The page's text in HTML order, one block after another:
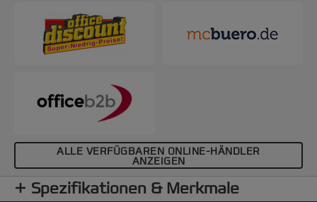
ALLE VERFÜGBAREN ONLINE-HÄNDLER
ANZEIGEN
Spezifikationen & Merkmale